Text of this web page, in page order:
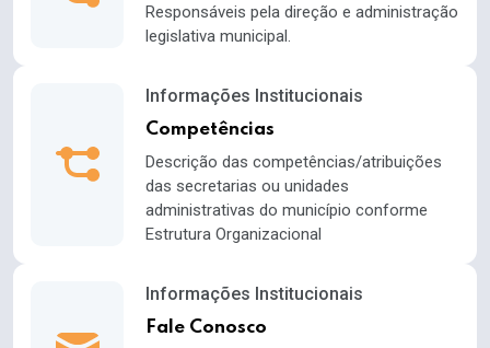
Responsáveis pela direção e administração
legislativa municipal.
Informações Institucionais
Competências
Descrição das competências/atribuições
das secretarias ou unidades
administrativas do município conforme
Estrutura Organizacional
Informações Institucionais
Fale Conosco